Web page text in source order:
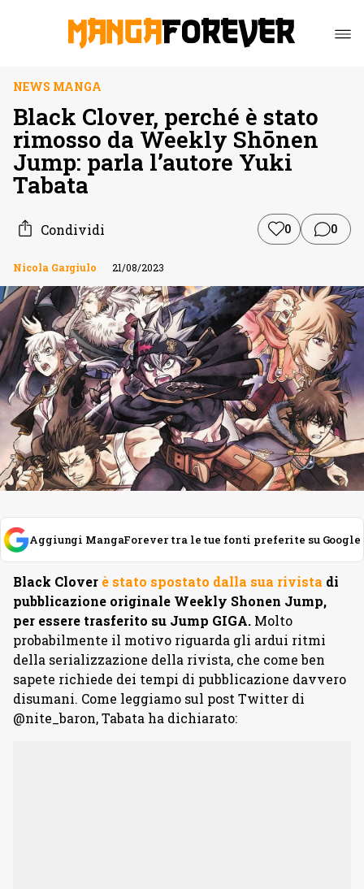
NEWS MANGA
Black Clover, perché è stato
rimosso da Weekly Shōnen
Jump: parla l’autore Yuki
Tabata
Condividi 0 0
Nicola Gargiulo 21/08/2023
Aggiungi MangaForever tra le tue fonti preferite su Google
Black Clover è stato spostato dalla sua rivista di
pubblicazione originale Weekly Shonen Jump,
per essere trasferito su Jump GIGA. Molto
probabilmente il motivo riguarda gli ardui ritmi
della serializzazione della rivista, che come ben
sapete richiede dei tempi di pubblicazione davvero
disumani. Come leggiamo sul post Twitter di
@nite_baron, Tabata ha dichiarato: